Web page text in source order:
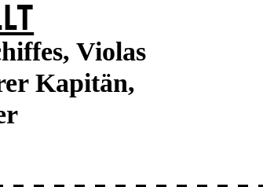
Violas
Kapitän,